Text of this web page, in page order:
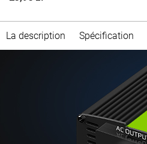
La description Spécification